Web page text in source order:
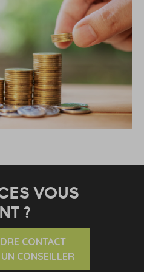
VOUS
?
CONTACT
CONSEILLER